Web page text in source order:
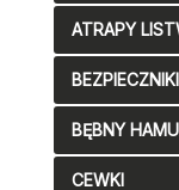
ATRAPY
BEZPIECZNIKI
BĘBNY
CEWKI